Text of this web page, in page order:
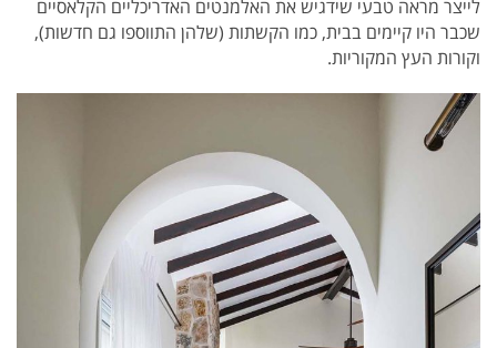
לייצר מראה טבעי שידגיש את האלמנטים האדריכליים הקלאסיים
שכבר היו קיימים בבית, כמו הקשתות (שלהן התווספו גם חדשות),
וקורות העץ המקוריות.